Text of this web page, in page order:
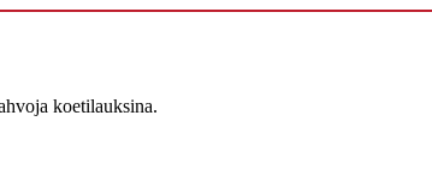
koetilauksina.